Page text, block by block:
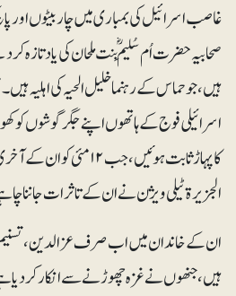
غاصب اسرائیل کی بمباری میں چار بیٹوں اور
صحابیہ حضرت اُم سُلَیمؓ بنت ملحان کی یاد تازہ کر
ہیں، جو حماس کے رہنما خلیل الحیہ کی اہلیہ
اسرائیلی فوج کے ہاتھوں اپنے جگر گوشوں کو
کا پہاڑ ثابت ہوئیں، جب ۱۲
الجزیرۃ ٹیلی ویژن نے ان کے تاثرات جاننا
ان کے خاندان میں اب صرف عز الدین، تسنیم